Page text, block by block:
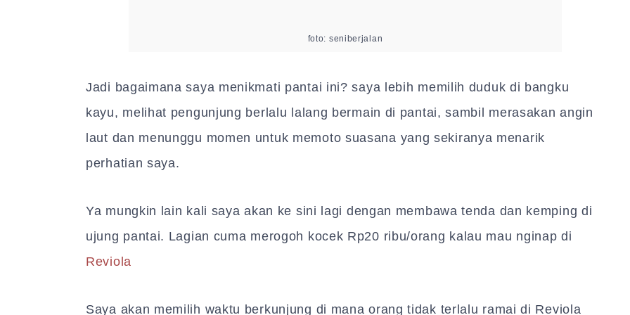
foto: seniberjalan
Jadi bagaimana saya menikmati pantai ini? saya lebih memilih duduk di bangku
kayu, melihat pengunjung berlalu lalang bermain di pantai, sambil merasakan angin
laut dan menunggu momen untuk memoto suasana yang sekiranya menarik
perhatian saya.
Ya mungkin lain kali saya akan ke sini lagi dengan membawa tenda dan kemping di
ujung pantai. Lagian cuma merogoh kocek Rp20 ribu/orang kalau mau nginap di
Reviola
Saya akan memilih waktu berkunjung di mana orang tidak terlalu ramai di Reviola